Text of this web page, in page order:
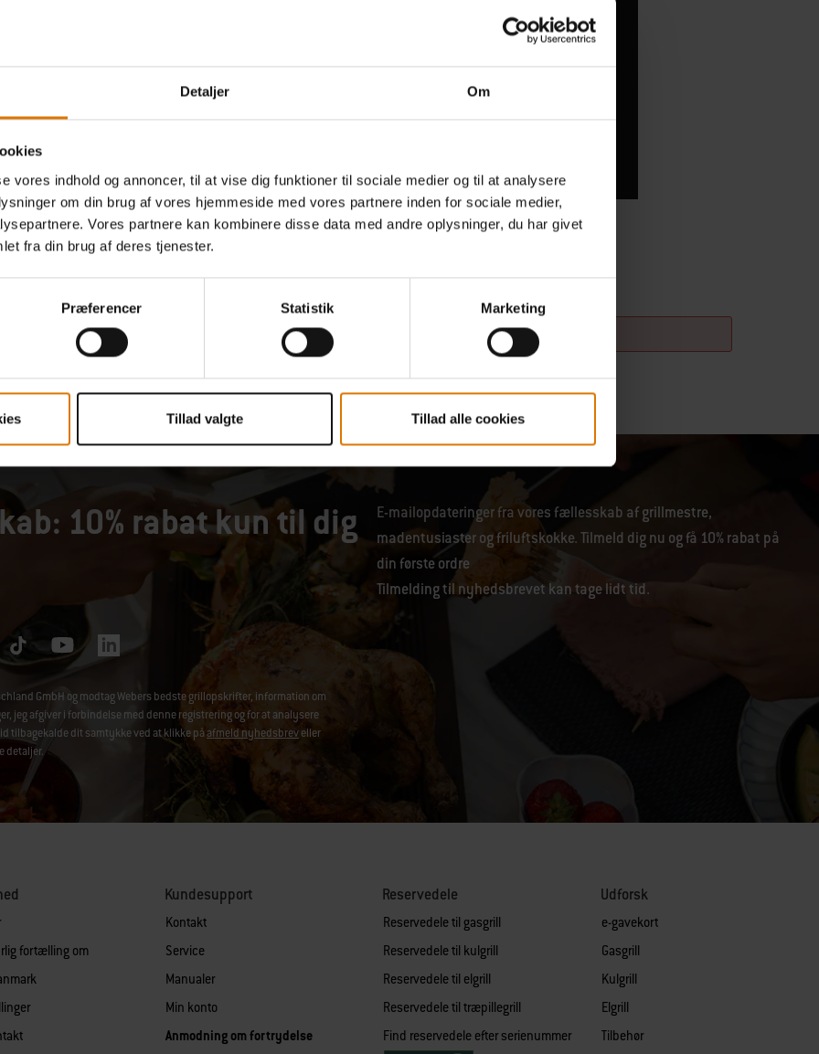
Detaljer Om
vores indhold og annoncer, til at vise dig funktioner til sociale medier og til at analysere
om din brug af vores hjemmeside med vores partnere inden for sociale medier,
Vores partnere kan kombinere disse data med andre oplysninger, du har givet
fra din brug af deres tjenester.
Præferencer Statistik Marketing
Tillad valgte Tillad alle cookies
for at opgradere dine evner i en
selvtillid til din næste middag på
klar i butikken til at hjælpe dig med at
i din egen have.
10% rabat kun til dig
E-mailopdateringer fra vores fællesskab af grillmestre,
madentusiaster og friluftskokke. Tilmeld dig nu og få 10% rabat på
din første ordre
Tilmelding til nyhedsbrevet kan tage lidt tid.
GmbH og modtag Webers bedste grillopskrifter, information om
jeg afgiver i forbindelse med denne registrering og for at analysere
tilbagekalde dit samtykke ved at klikke påafmeld nyhedsbreveller
detaljer.
fortælling om
Kundesupport
Kontakt
Service
Manualer
Min konto
Anmodning om fortrydelse
Reservedele
Reservedele til gasgrill
Reservedele til kulgrill
Reservedele til elgrill
Reservedele til træpillegrill
Find reservedele efter serienummer
Udforsk
e-gavekort
Gasgrill
Kulgrill
Elgrill
Tilbehør